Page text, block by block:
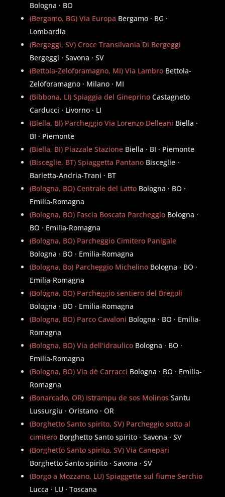
Bologna · BO
(Bergamo, BG) Via Europa Bergamo · BG ·
Lombardia
(Bergeggi, SV) Croce Transilvania Di Bergeggi
Bergeggi · Savona · SV
(Bettola-Zeloforamagno, MI) Via Lambro Bettola-
Zeloforamagno · Milano · MI
(Bibbona, LI) Spiaggia del Gineprino Castagneto
Carducci · Livorno · LI
(Biella, BI) Parcheggio Via Lorenzo Delleani Biella ·
BI · Piemonte
(Biella, BI) Piazzale Stazione Biella · BI · Piemonte
(Bisceglie, BT) Spiaggetta Pantano Bisceglie ·
Barletta-Andria-Trani · BT
(Bologna, BO) Centrale del Latto Bologna · BO ·
Emilia-Romagna
(Bologna, BO) Fascia Boscata Parcheggio Bologna ·
BO · Emilia-Romagna
(Bologna, BO) Parcheggio Cimitero Panigale
Bologna · BO · Emilia-Romagna
(Bologna, Bo) Parcheggio Michelino Bologna · BO ·
Emilia-Romagna
(Bologna, BO) Parcheggio sentiero del Bregoli
Bologna · BO · Emilia-Romagna
(Bologna, BO) Parco Cavaloni Bologna · BO · Emilia-
Romagna
(Bologna, BO) Via dell'idraulico Bologna · BO ·
Emilia-Romagna
(Bologna, BO) Via dè Carracci Bologna · BO · Emilia-
Romagna
(Bonarcado, OR) Istrampu de sos Molinos Santu
Lussurgiu · Oristano · OR
(Borghetto Santo spirito, SV) Parcheggio sotto al
cimitero Borghetto Santo spirito · Savona · SV
(Borghetto Santo spirito, SV) Via Canepari
Borghetto Santo spirito · Savona · SV
(Borgo a Mozzano, LU) Spiaggette sul fiume Serchio
Lucca · LU · Toscana